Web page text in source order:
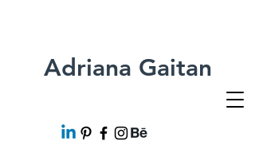
Adriana Gaitan